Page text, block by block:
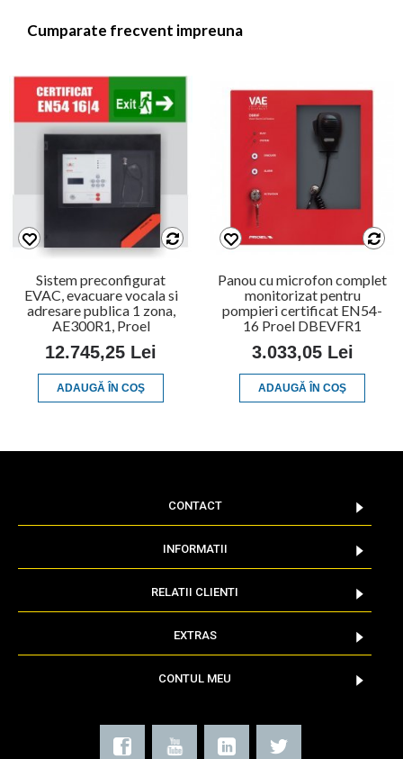
Cumparate frecvent impreuna
Sistem preconfigurat
EVAC, evacuare vocala si
adresare publica 1 zona,
AE300R1, Proel
12.745,25 Lei
ADAUGĂ ÎN COŞ
Panou cu microfon complet
monitorizat pentru
pompieri certificat EN54-
16 Proel DBEVFR1
3.033,05 Lei
ADAUGĂ ÎN COŞ
CONTACT
INFORMATII
RELATII CLIENTI
EXTRAS
CONTUL MEU